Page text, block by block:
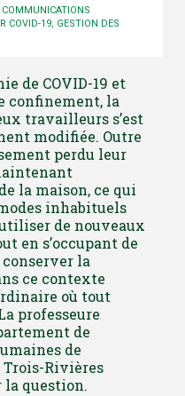
COMMUNICATIONS
COVID-19, GESTION DES
de COVID-19 et
confinement, la
travailleurs s’est
modifiée. Outre
perdu leur
la maison, ce qui
inhabituels
de nouveaux
en s’occupant de
la
ce contexte
où tout
professeure
de
de
Trois-Rivières
la question.